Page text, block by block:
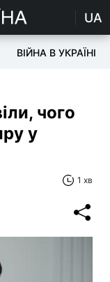
UA
ВІЙНА В УКРАЇНІ
чого
у
1 хв